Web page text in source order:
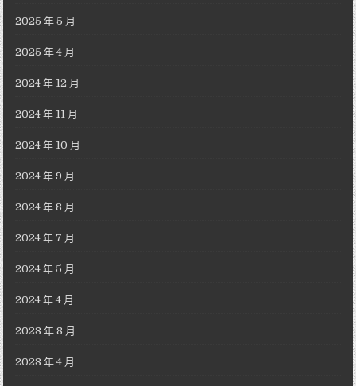
2025 年 5 月
2025 年 4 月
2024 年 12 月
2024 年 11 月
2024 年 10 月
2024 年 9 月
2024 年 8 月
2024 年 7 月
2024 年 5 月
2024 年 4 月
2023 年 8 月
2023 年 4 月